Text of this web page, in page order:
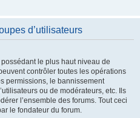
d’utilisateurs
le plus haut niveau de
contrôler toutes les opérations
permissions, le bannissement
ou de modérateurs, etc. Ils
l’ensemble des forums. Tout ceci
le fondateur du forum.